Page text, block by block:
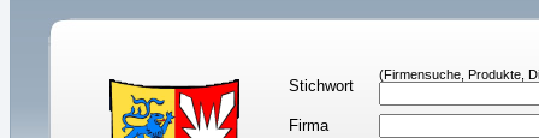
Stichwort
(Firmensuche, Produkte,
Firma